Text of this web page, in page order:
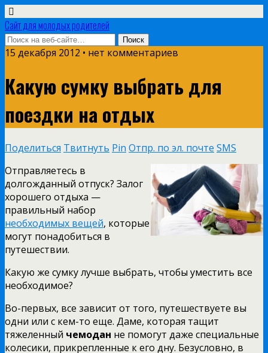
Сайт для молодых родителей
15 декабря 2012 • нет комментариев
Какую сумку выбрать для
поездки на отдых
Поделиться Твитнуть Pin Отпр. по эл. почте SMS
Отправляетесь в
долгожданный отпуск? Залог
хорошего отдыха —
правильный набор
необходимых вещей, которые
могут понадобиться в
путешествии.
Какую же сумку лучше выбрать, чтобы уместить все
необходимое?
Во-первых, все зависит от того, путешествуете вы
одни или с кем-то еще. Даме, которая тащит
тяжеленный чемодан не помогут даже специальные
колесики, прикрепленные к его дну. Безусловно, в